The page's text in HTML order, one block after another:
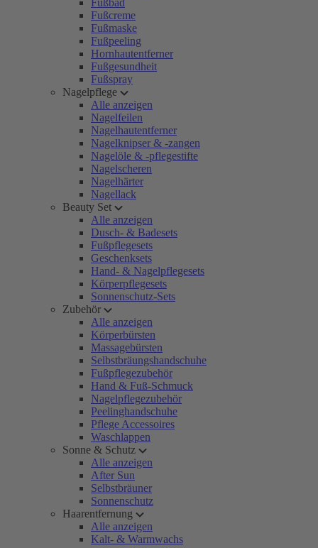
Fußbad
Fußcreme
Fußmaske
Fußpeeling
Hornhautentferner
Fußgesundheit
Fußspray
Nagelpflege
Alle anzeigen
Nagelfeilen
Nagelhautentferner
Nagelknipser & -zangen
Nagelöle & -pflegestifte
Nagelscheren
Nagelhärter
Nagellack
Beauty Set
Alle anzeigen
Dusch- & Badesets
Fußpflegesets
Geschenksets
Hand- & Nagelpflegesets
Körperpflegesets
Sonnenschutz-Sets
Zubehör
Alle anzeigen
Körperbürsten
Massagebürsten
Selbstbräungshandschuhe
Fußpflegezubehör
Hand & Fuß-Schmuck
Nagelpflegezubehör
Peelinghandschuhe
Pflege Accessoires
Waschlappen
Sonne & Schutz
Alle anzeigen
After Sun
Selbstbräuner
Sonnenschutz
Haarentfernung
Alle anzeigen
Kalt- & Warmwachs